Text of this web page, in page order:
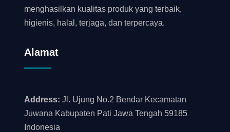
menghasilkan kualitas produk yang terbaik,
higienis, halal, terjaga, dan terpercaya.
Alamat
Address: Jl. Ujung No.2 Bendar Kecamatan
Juwana Kabupaten Pati Jawa Tengah 59185
Indonesia